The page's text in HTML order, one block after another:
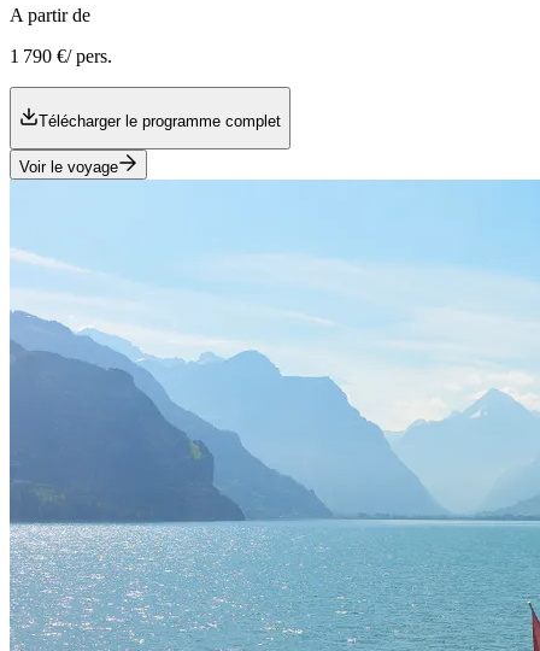
A partir de
1 790 €/ pers.
Télécharger le programme complet
Voir le voyage